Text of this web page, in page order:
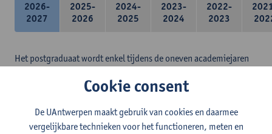
2026-
2027
2025-
2026
2024-
2025
2023-
2024
2022-
2023
Het postgraduaat wordt enkel tijdens de oneven academiejaren
Cookie consent
De UAntwerpen maakt gebruik van cookies en daarmee
vergelijkbare technieken voor het functioneren, meten en